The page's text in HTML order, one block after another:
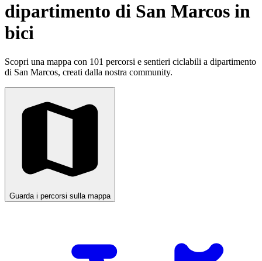
dipartimento di San Marcos in
bici
Scopri una mappa con 101 percorsi e sentieri ciclabili a dipartimento
di San Marcos, creati dalla nostra community.
Guarda i percorsi sulla mappa